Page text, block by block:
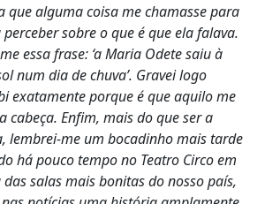
que alguma coisa me chamasse para
sobre o que é que ela falava.
essa frase: ‘a Maria Odete saiu à
num dia de chuva’. Gravei logo
exatamente porque é que aquilo me
cabeça. Enfim, mais do que ser a
lembrei-me um bocadinho mais tarde
há pouco tempo no Teatro Circo em
salas mais bonitas do nosso país,